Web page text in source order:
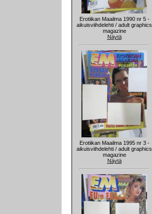
Erotiikan Maailma 1990 nr 5 -
aikuisviihdelehti / adult graphics
magazine
Näytä
Erotiikan Maailma 1995 nr 3 -
aikuisviihdelehti / adult graphics
magazine
Näytä